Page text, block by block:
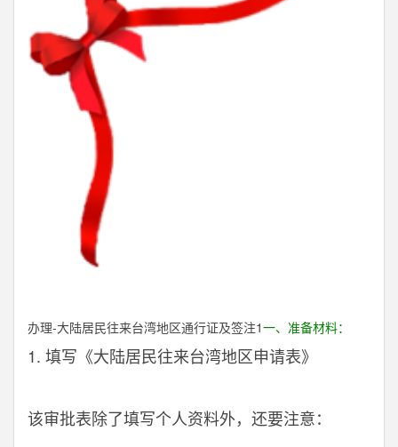
办理-大陆居民往来台湾地区通行证及签注1一、准备材料：
1. 填写《大陆居民往来台湾地区申请表》
该审批表除了填写个人资料外，还要注意：